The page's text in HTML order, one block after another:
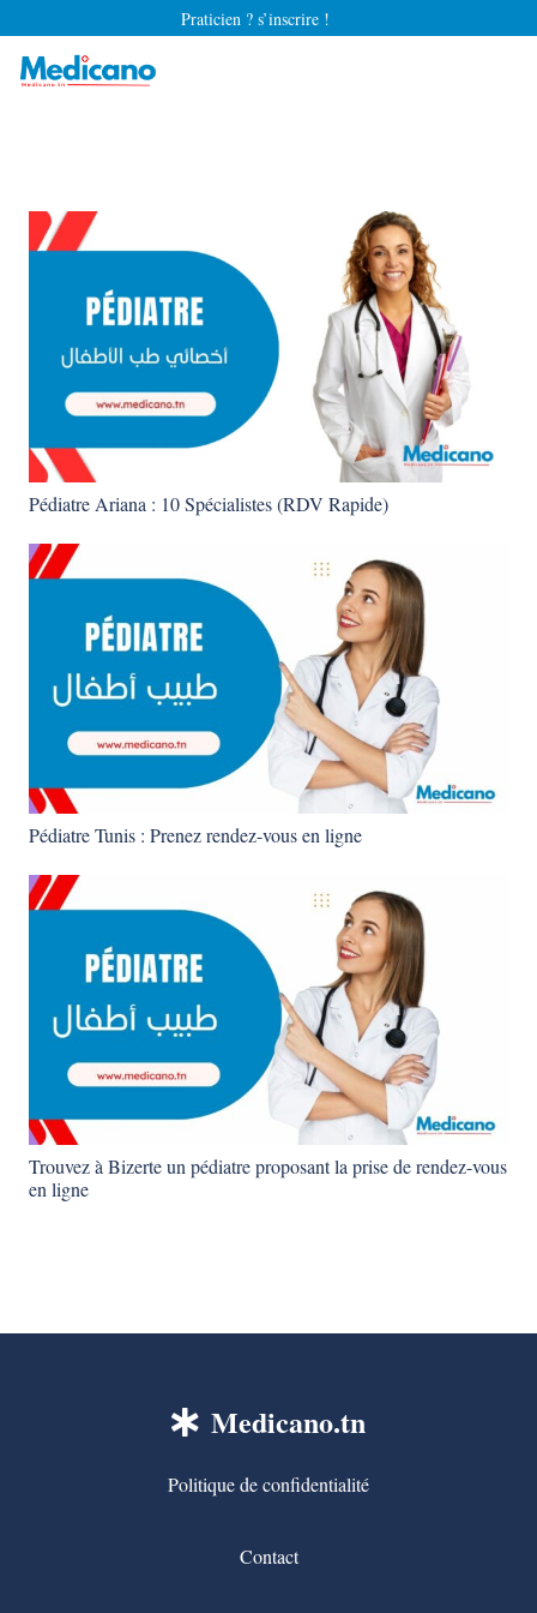
Praticien ? s’inscrire !
Pédiatre Ariana : 10 Spécialistes (RDV Rapide)
Pédiatre Tunis : Prenez rendez-vous en ligne
Trouvez à Bizerte un pédiatre proposant la prise de rendez-vous
en ligne
Medicano.tn
Politique de confidentialité
Contact